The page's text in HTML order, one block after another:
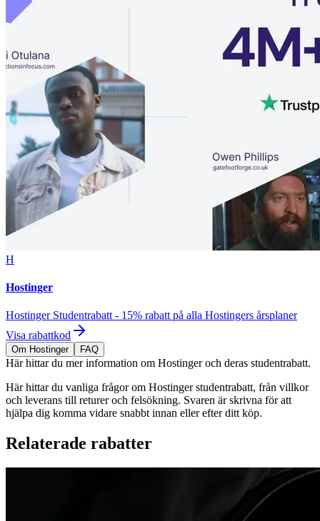
H
Hostinger
Hostinger Studentrabatt - 15% rabatt på alla Hostingers årsplaner
Visa rabattkod
Om Hostinger FAQ
Här hittar du mer information om Hostinger och deras studentrabatt.
Här hittar du vanliga frågor om Hostinger studentrabatt, från villkor
och leverans till returer och felsökning. Svaren är skrivna för att
hjälpa dig komma vidare snabbt innan eller efter ditt köp.
Relaterade rabatter